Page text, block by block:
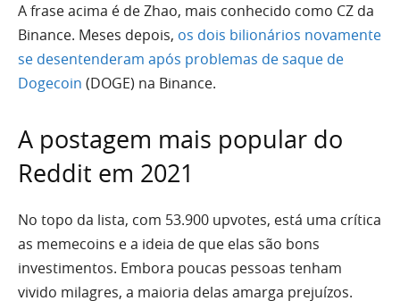
A frase acima é de Zhao, mais conhecido como CZ da
Binance. Meses depois, os dois bilionários novamente
se desentenderam após problemas de saque de
Dogecoin (DOGE) na Binance.
A postagem mais popular do
Reddit em 2021
No topo da lista, com 53.900 upvotes, está uma crítica
as memecoins e a ideia de que elas são bons
investimentos. Embora poucas pessoas tenham
vivido milagres, a maioria delas amarga prejuízos.